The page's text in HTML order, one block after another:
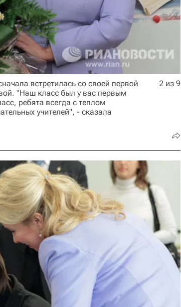
встретилась со своей первой
"Наш класс был у вас первым
ребята всегда с теплом
учителей", - сказала
2 из 9